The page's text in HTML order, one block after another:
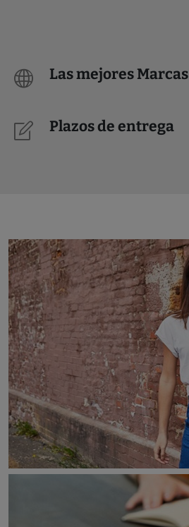
Las mejores Marcas
Plazos de entrega